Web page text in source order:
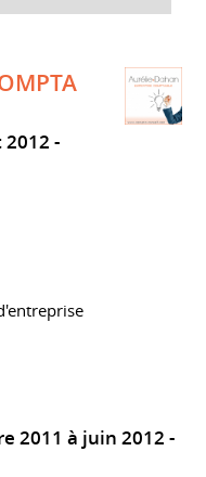
2012
2011 à juin 2012